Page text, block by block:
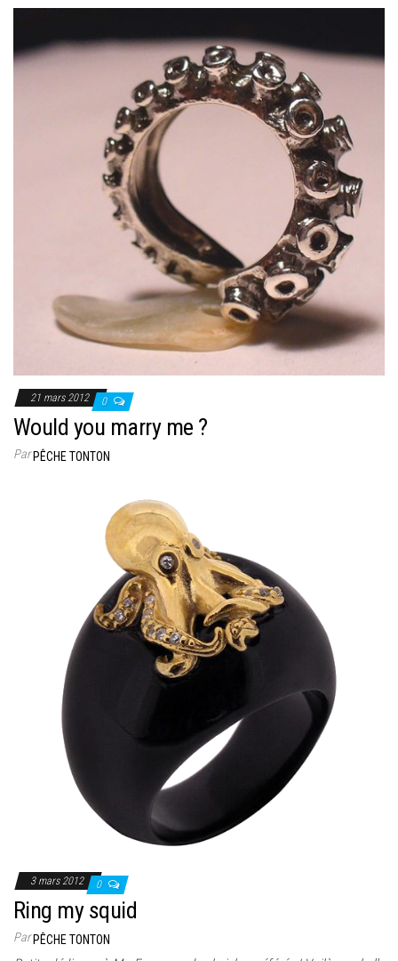
21 mars 2012 0
Would you marry me ?
ParPÊCHE TONTON
3 mars 2012 0
Ring my squid
ParPÊCHE TONTON